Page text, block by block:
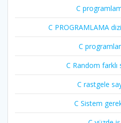
C
C PROGRAMLAMA
C
C Random farklı
C rastgele
C Sistem